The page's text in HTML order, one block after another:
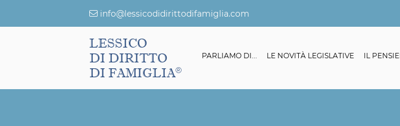
info@lessicodidirittodifamiglia.com
LESSICO
DI DIRITTO
DI FAMIGLIA
DI DIRITTO DI FAMIGLIA GIURISPRUDENZA PARLIAMO DI... LE NOVITÀ LEGISLATIVE IL